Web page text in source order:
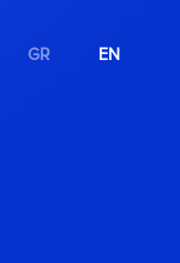
GR EN